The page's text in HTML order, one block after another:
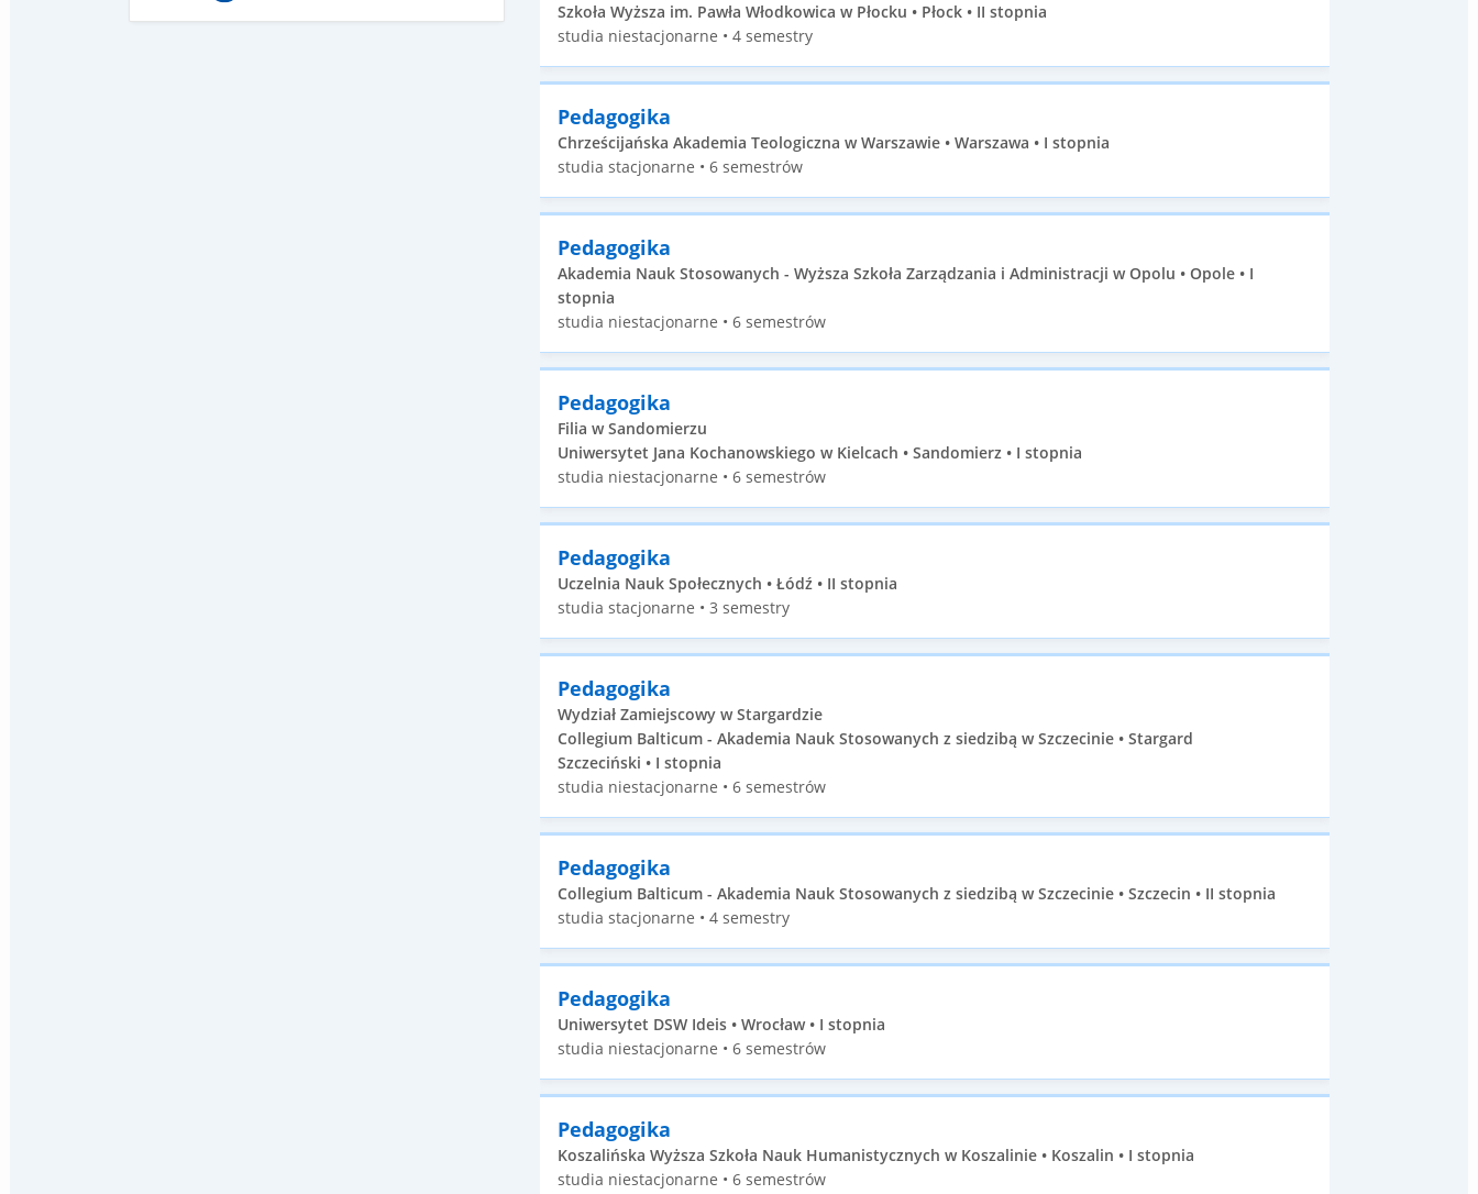
Szkoła Wyższa im. Pawła Włodkowica w Płocku • Płock • II stopnia
studia niestacjonarne • 4 semestry
Pedagogika
Chrześcijańska Akademia Teologiczna w Warszawie • Warszawa • I stopnia
studia stacjonarne • 6 semestrów
Pedagogika
Akademia Nauk Stosowanych - Wyższa Szkoła Zarządzania i Administracji w Opolu • Opole • I
stopnia
studia niestacjonarne • 6 semestrów
Pedagogika
Filia w Sandomierzu
Uniwersytet Jana Kochanowskiego w Kielcach • Sandomierz • I stopnia
studia niestacjonarne • 6 semestrów
Pedagogika
Uczelnia Nauk Społecznych • Łódź • II stopnia
studia stacjonarne • 3 semestry
Pedagogika
Wydział Zamiejscowy w Stargardzie
Collegium Balticum - Akademia Nauk Stosowanych z siedzibą w Szczecinie • Stargard
Szczeciński • I stopnia
studia niestacjonarne • 6 semestrów
Pedagogika
Collegium Balticum - Akademia Nauk Stosowanych z siedzibą w Szczecinie • Szczecin • II stopnia
studia stacjonarne • 4 semestry
Pedagogika
Uniwersytet DSW Ideis • Wrocław • I stopnia
studia niestacjonarne • 6 semestrów
Pedagogika
Koszalińska Wyższa Szkoła Nauk Humanistycznych w Koszalinie • Koszalin • I stopnia
studia niestacjonarne • 6 semestrów